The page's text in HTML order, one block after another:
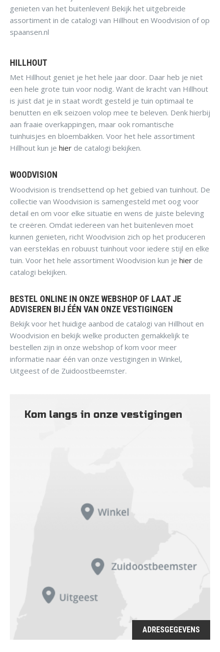
genieten van het buitenleven! Bekijk het uitgebreide
assortiment in de catalogi van Hillhout en Woodvision of op
spaansen.nl
HILLHOUT
Met Hillhout geniet je het hele jaar door. Daar heb je niet
een hele grote tuin voor nodig. Want de kracht van Hillhout
is juist dat je in staat wordt gesteld je tuin optimaal te
benutten en elk seizoen volop mee te beleven. Denk hierbij
aan fraaie overkappingen, maar ook romantische
tuinhuisjes en bloembakken. Voor het hele assortiment
Hillhout kun je hier de catalogi bekijken.
WOODVISION
Woodvision is trendsettend op het gebied van tuinhout. De
collectie van Woodvision is samengesteld met oog voor
detail en om voor elke situatie en wens de juiste beleving
te creëren. Omdat iedereen van het buitenleven moet
kunnen genieten, richt Woodvision zich op het produceren
van eersteklas en robuust tuinhout voor iedere stijl en elke
tuin. Voor het hele assortiment Woodvision kun je hier de
catalogi bekijken.
BESTEL ONLINE IN ONZE WEBSHOP OF LAAT JE
ADVISEREN BIJ ÉÉN VAN ONZE VESTIGINGEN
Bekijk voor het huidige aanbod de catalogi van Hillhout en
Woodvision en bekijk welke producten gemakkelijk te
bestellen zijn in onze webshop of kom voor meer
informatie naar één van onze vestigingen in Winkel,
Uitgeest of de Zuidoostbeemster.
Kom langs in onze vestigingen
ADRESGEGEVENS